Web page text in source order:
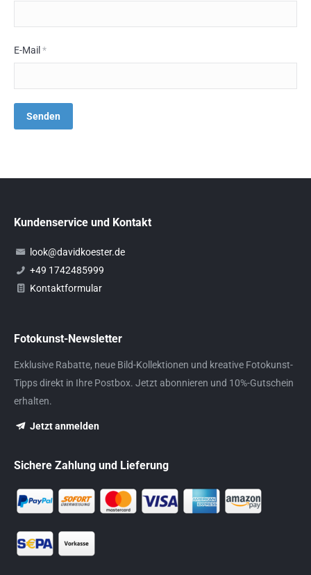
E-Mail *
Kundenservice und Kontakt
look@davidkoester.de
+49 1742485999
Kontaktformular
Fotokunst-Newsletter
Exklusive Rabatte, neue Bild-Kollektionen und kreative Fotokunst-
Tipps direkt in Ihre Postbox. Jetzt abonnieren und 10%-Gutschein
erhalten.
Jetzt anmelden
Sichere Zahlung und Lieferung